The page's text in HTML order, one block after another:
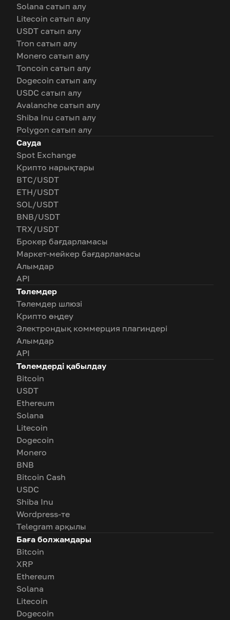
Solana сатып алу
Litecoin сатып алу
USDT сатып алу
Tron сатып алу
Monero сатып алу
Toncoin сатып алу
Dogecoin сатып алу
USDC сатып алу
Avalanche сатып алу
Shiba Inu сатып алу
Polygon сатып алу
Сауда
Spot Exchange
Крипто нарықтары
BTC/USDT
ETH/USDT
SOL/USDT
BNB/USDT
TRX/USDT
Брокер бағдарламасы
Маркет-мейкер бағдарламасы
Алымдар
API
Төлемдер
Төлемдер шлюзі
Крипто өңдеу
Электрондық коммерция плагиндері
Алымдар
API
Төлемдерді қабылдау
Bitcoin
USDT
Ethereum
Solana
Litecoin
Dogecoin
Monero
BNB
Bitcoin Cash
USDC
Shiba Inu
Wordpress-те
Telegram арқылы
Баға болжамдары
Bitcoin
XRP
Ethereum
Solana
Litecoin
Dogecoin